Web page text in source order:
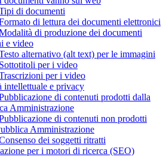
di documenti
di lettura dei documenti elettronici
di produzione dei documenti
e video
alternativo (alt text) per le immagini
per i video
per i video
intellettuale e privacy
di contenuti prodotti dalla
Amministrazione
di contenuti non prodotti
Amministrazione
dei soggetti ritratti
per i motori di ricerca (SEO)